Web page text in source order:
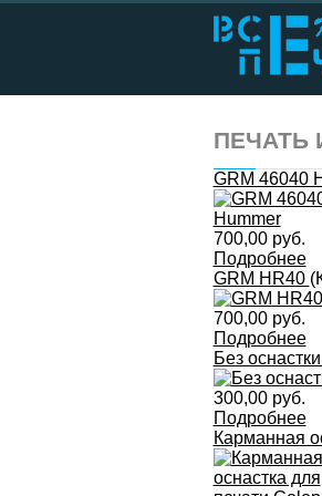
ПЕЧАТЬ
GRM 46040
700,00 руб.
Подробнее
GRM HR40
700,00 руб.
Подробнее
Без оснастки
300,00 руб.
Подробнее
Карманная